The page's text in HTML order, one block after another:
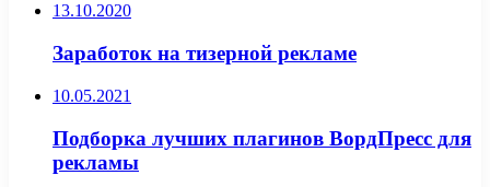
13.10.2020
Заработок на тизерной рекламе
10.05.2021
Подборка лучших плагинов ВордПресс для
рекламы